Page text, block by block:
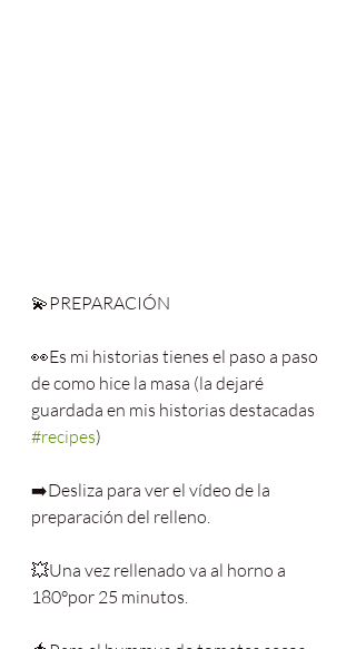
💫PREPARACIÓN
👀Es mi historias tienes el paso a paso
de como hice la masa (la dejaré
guardada en mis historias destacadas
#recipes)
➡️Desliza para ver el vídeo de la
preparación del relleno.
💥Una vez rellenado va al horno a
180°por 25 minutos.